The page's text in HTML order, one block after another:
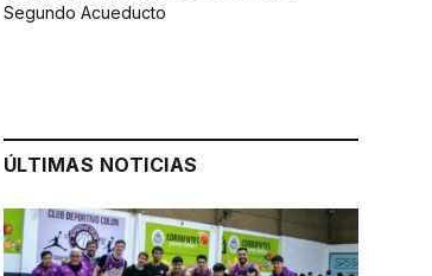
Segundo Acueducto
ÚLTIMAS NOTICIAS